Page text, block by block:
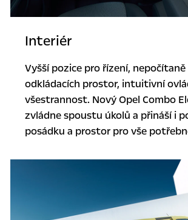
Interiér
Vyšší pozice pro řízení,
odkládacích prostor, intuitivní
všestrannost. Nový Opel Combo
zvládne spoustu úkolů a přináší i
posádku a prostor pro vše